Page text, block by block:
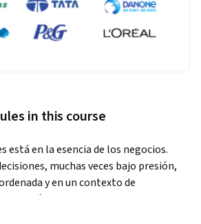
in this course
está en la esencia de los negocios.
muchas veces bajo presión,
y en un contexto de
básico es entender y analizar la
los datos de forma de facilitar su